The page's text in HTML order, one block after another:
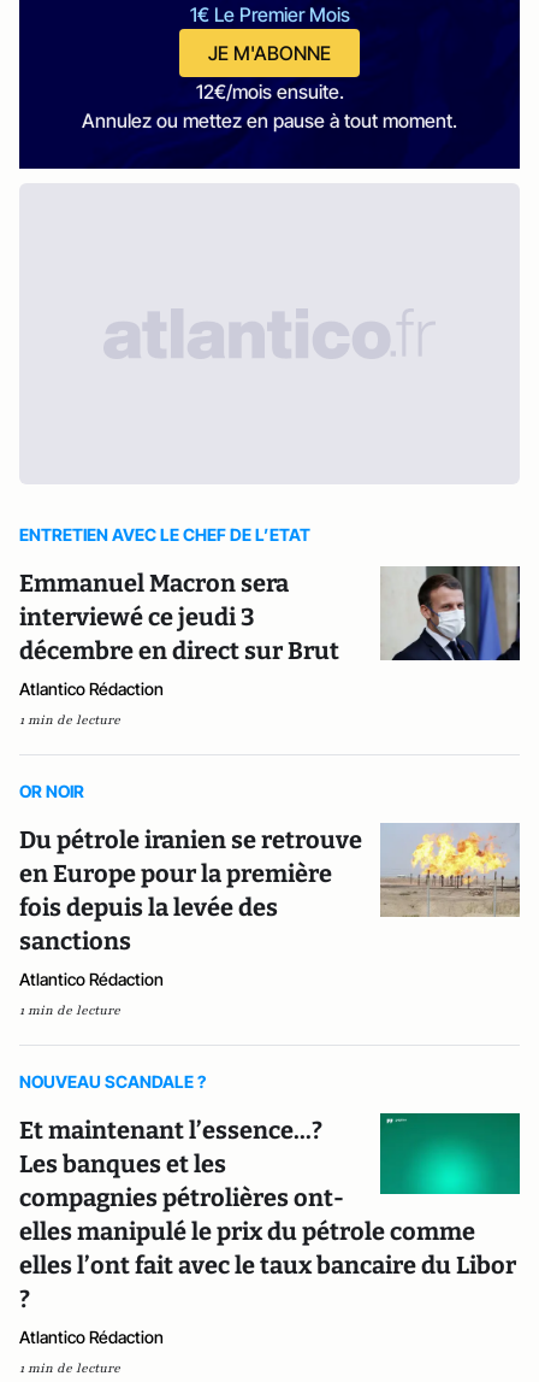
1€ Le Premier Mois
JE M'ABONNE
12€/mois ensuite.
Annulez ou mettez en pause à tout moment.
ENTRETIEN AVEC LE CHEF DE L’ETAT
Emmanuel Macron sera
interviewé ce jeudi 3
décembre en direct sur Brut
Atlantico Rédaction
1 min de lecture
OR NOIR
Du pétrole iranien se retrouve
en Europe pour la première
fois depuis la levée des
sanctions
Atlantico Rédaction
1 min de lecture
NOUVEAU SCANDALE ?
Et maintenant l’essence...?
Les banques et les
compagnies pétrolières ont-
elles manipulé le prix du pétrole comme
elles l’ont fait avec le taux bancaire du Libor
?
Atlantico Rédaction
1 min de lecture